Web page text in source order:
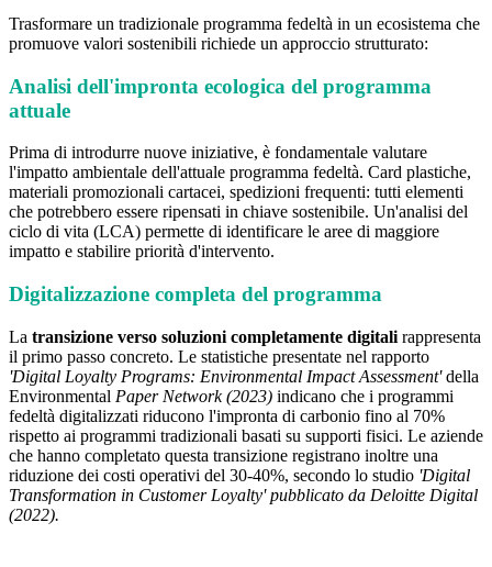
Trasformare un tradizionale programma fedeltà in un ecosistema che
promuove valori sostenibili richiede un approccio strutturato:
Analisi dell'impronta ecologica del programma
attuale
Prima di introdurre nuove iniziative, è fondamentale valutare
l'impatto ambientale dell'attuale programma fedeltà. Card plastiche,
materiali promozionali cartacei, spedizioni frequenti: tutti elementi
che potrebbero essere ripensati in chiave sostenibile. Un'analisi del
ciclo di vita (LCA) permette di identificare le aree di maggiore
impatto e stabilire priorità d'intervento.
Digitalizzazione completa del programma
La transizione verso soluzioni completamente digitali rappresenta
il primo passo concreto. Le statistiche presentate nel rapporto
'Digital Loyalty Programs: Environmental Impact Assessment'della
Environmental Paper Network (2023) indicano che i programmi
fedeltà digitalizzati riducono l'impronta di carbonio fino al 70%
rispetto ai programmi tradizionali basati su supporti fisici. Le aziende
che hanno completato questa transizione registrano inoltre una
riduzione dei costi operativi del 30-40%, secondo lo studio 'Digital
Transformation in Customer Loyalty' pubblicato da Deloitte Digital
(2022).